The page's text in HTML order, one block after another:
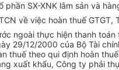
phần SX-XNK lâm sản và
về việc hoàn thuế GTGT,
ngoài thực hiện thanh
29/12/2000 của Bộ Tài
theo qui định hoàn
xuất khẩu, Công ty phải